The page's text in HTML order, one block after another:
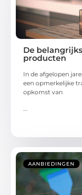
De
producten
In de afgelopen
een opmerkelijke
opkomst van
AANBIEDINGEN